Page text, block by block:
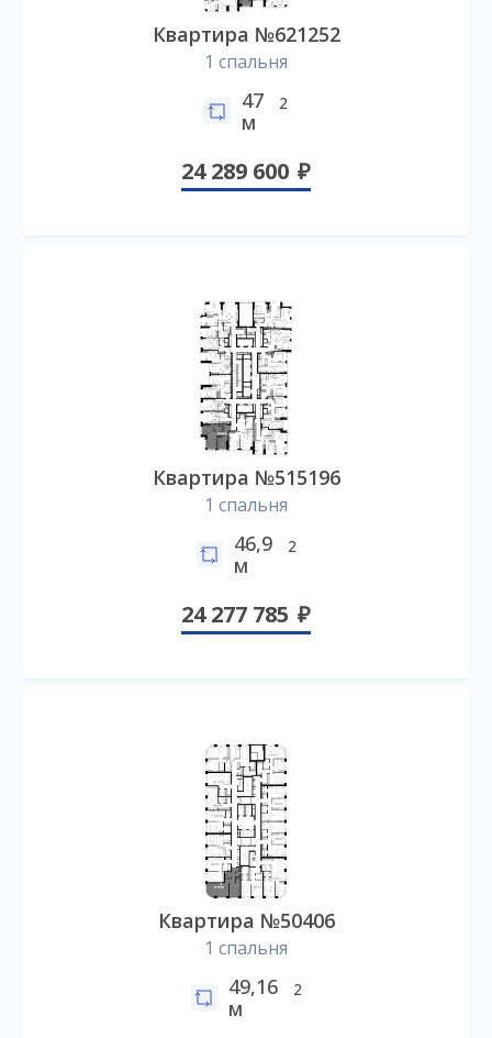
Квартира №621252
1 спальня
47
м
2
24 289 600
Квартира №515196
1 спальня
46,9
м
2
24 277 785
Квартира №50406
1 спальня
49,16
м
2